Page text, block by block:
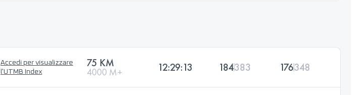
Accedi per visualizzare
l'UTMB Index
75 KM
4000 M+ 12:29:13 184383 176348